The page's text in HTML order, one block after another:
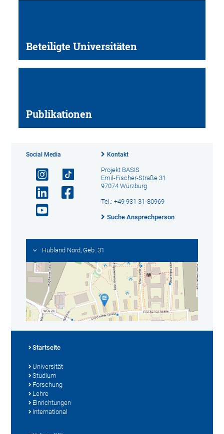
Beteiligte Universitäten
Publikationen
Social Media Kontakt
Projekt BASIS
Emil-Fischer-Straße 31
97074 Würzburg
Tel.: +49 931 31-80969
Suche Ansprechperson
Hubland Nord, Geb. 31
Startseite
Universität
Studium
Forschung
Lehre
Einrichtungen
International